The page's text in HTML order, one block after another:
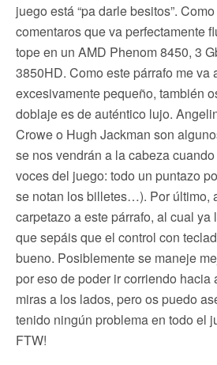
juego está “pa darle besitos”.
comentaros que va perfectamente
tope en un AMD Phenom 8450, 3
3850HD. Como este párrafo me va
excesivamente pequeño, también
doblaje es de auténtico lujo.
Crowe o Hugh Jackman son
se nos vendrán a la cabeza
voces del juego: todo un puntazo
se notan los billetes…). Por último,
carpetazo a este párrafo, al cual ya
que sepáis que el control con
bueno. Posiblemente se maneje
por eso de poder ir corriendo hacia
miras a los lados, pero os puedo
tenido ningún problema en todo el
FTW!